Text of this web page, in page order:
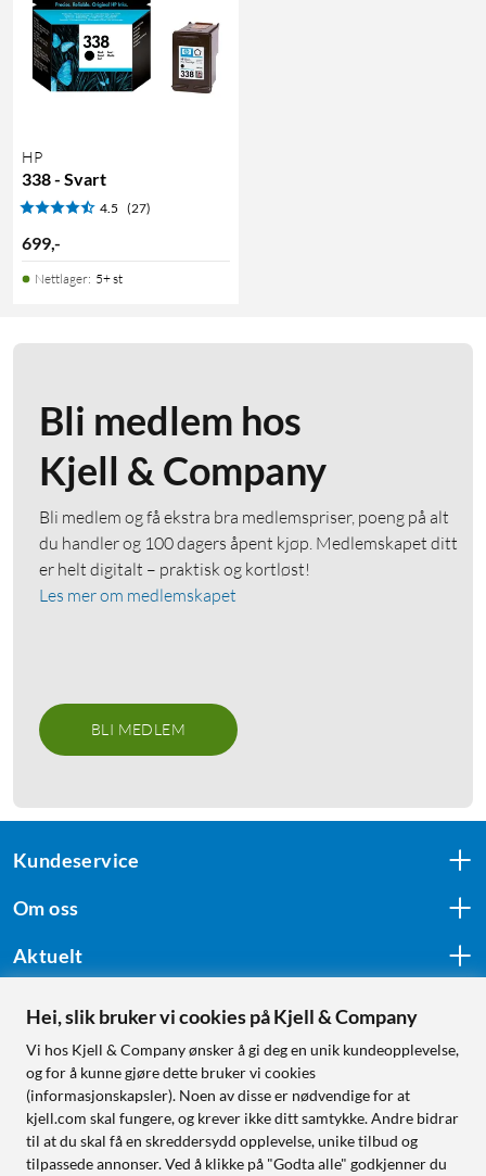
HP
338 - Svart
4.5 (27)
699,-
Nettlager: 5+ st
Bli medlem hos
Kjell & Company
Bli medlem og få ekstra bra medlemspriser, poeng på alt
du handler og 100 dagers åpent kjøp. Medlemskapet ditt
er helt digitalt – praktisk og kortløst!
Les mer om medlemskapet
BLI MEDLEM
Kundeservice
Om oss
Aktuelt
Følg oss
Handle fra:
Sverige
Hei, slik bruker vi cookies på Kjell & Company
Vi hos Kjell & Company ønsker å gi deg en unik kundeopplevelse,
og for å kunne gjøre dette bruker vi cookies
(informasjonskapsler). Noen av disse er nødvendige for at
kjell.com skal fungere, og krever ikke ditt samtykke. Andre bidrar
til at du skal få en skreddersydd opplevelse, unike tilbud og
tilpassede annonser. Ved å klikke på "Godta alle" godkjenner du